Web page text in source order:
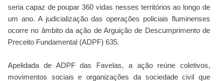
seria capaz de poupar 360 vidas nesses territórios ao longo de
um ano. A judicialização das operações policiais fluminenses
ocorre no âmbito da ação de Arguição de Descumprimento de
Preceito Fundamental (ADPF) 635.
Apelidada de ADPF das Favelas, a ação reúne coletivos,
movimentos sociais e organizações da sociedade civil que